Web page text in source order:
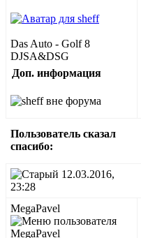
Das Auto - Golf 8
DJSA&DSG
Доп. информация
Пользователь сказал
cпасибо:
12.03.2016,
23:28
MegaPavel